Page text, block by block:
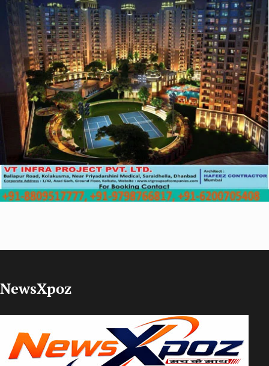
NewsXpoz